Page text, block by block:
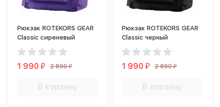
Рюкзак ROTEKORS GEAR
Classic сиреневый
1 990₽ 2 890₽
В корзину
Рюкзак ROTEKORS GEAR
Classic черный
1 990₽ 2 890₽
В корзину